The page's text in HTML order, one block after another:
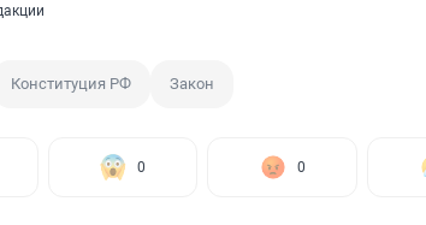
Конституция РФ Закон
0 0